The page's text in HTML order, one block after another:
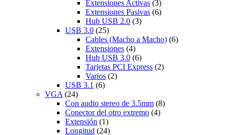
Extensiones Activas (3)
Extensiones Pasivas (6)
Hub USB 2.0 (3)
USB 3.0 (25)
Cables (Macho a Macho) (6)
Extensiones (4)
Hub USB 3.0 (6)
Tarjetas PCI Express (2)
Varios (2)
USB 3.1 (6)
VGA (24)
Con audio stereo de 3.5mm (8)
Conector del otro extremo (4)
Extensión (1)
Longitud (24)